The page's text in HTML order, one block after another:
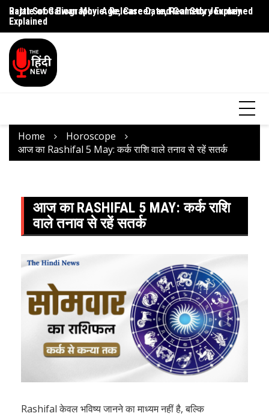
Rajat Sood Biography: Age, Career, and Comedy Journey
Explained
Battle of Galwan Movie: Release Date, Real Story Explained
Home
Horoscope
आज का Rashifal 5 May: कर्क राशि वाले तनाव से रहें सतर्क
आज का RASHIFAL 5 MAY: कर्क राशि
वाले तनाव से रहें सतर्क
Rashifal केवल भविष्य जानने का माध्यम नहीं है, बल्कि